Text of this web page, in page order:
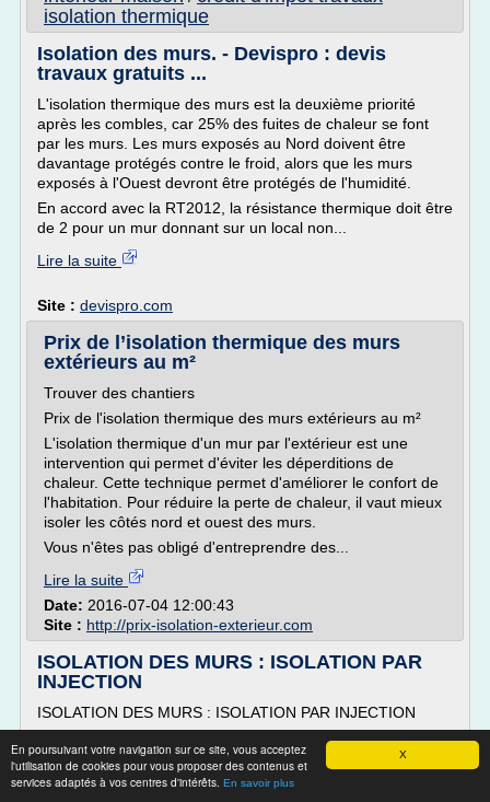
X
En poursuivant votre navigation sur ce site, vous acceptez
l'utilisation de cookies pour vous proposer des contenus et
services adaptés à vos centres d'intérêts. En savoir plus
isolation thermique
Isolation des murs. - Devispro : devis
travaux gratuits ...
L'isolation thermique des murs est la deuxième priorité
après les combles, car 25% des fuites de chaleur se font
par les murs. Les murs exposés au Nord doivent être
davantage protégés contre le froid, alors que les murs
exposés à l'Ouest devront être protégés de l'humidité.
En accord avec la RT2012, la résistance thermique doit être
de 2 pour un mur donnant sur un local non...
Lire la suite
Site : devispro.com
Prix de l’isolation thermique des murs
extérieurs au m²
Trouver des chantiers
Prix de l'isolation thermique des murs extérieurs au m²
L'isolation thermique d'un mur par l'extérieur est une
intervention qui permet d'éviter les déperditions de
chaleur. Cette technique permet d'améliorer le confort de
l'habitation. Pour réduire la perte de chaleur, il vaut mieux
isoler les côtés nord et ouest des murs.
Vous n'êtes pas obligé d'entreprendre des...
Lire la suite
Date: 2016-07-04 12:00:43
Site : http://prix-isolation-exterieur.com
ISOLATION DES MURS : ISOLATION PAR
INJECTION
ISOLATION DES MURS : ISOLATION PAR INJECTION
Pourquoi l'isolation par injection de billes de polystyrène ?
Nous utilisons un nouveau procédé d'invention et de
fabrication française, médaillé d'argent au concours des